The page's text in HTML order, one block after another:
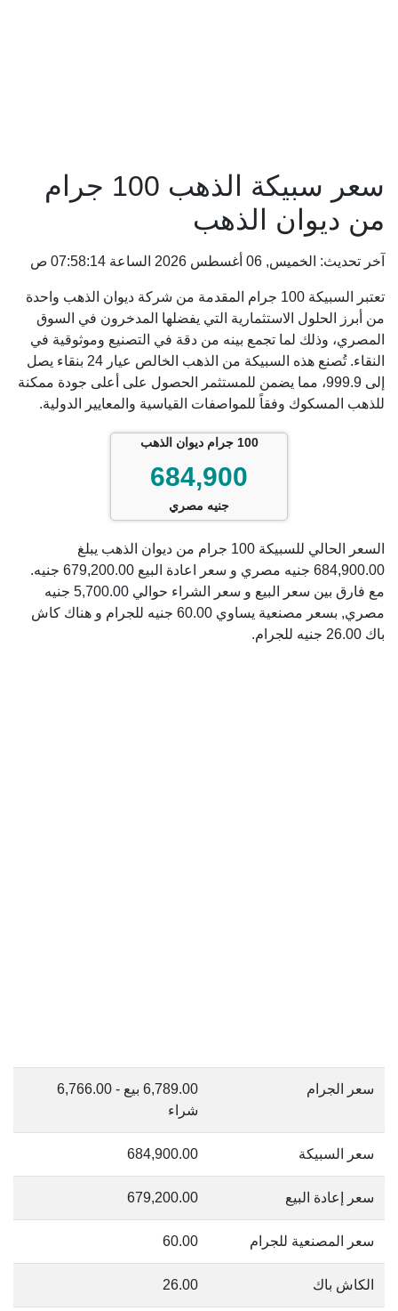
سعر سبيكة الذهب 100 جرام
من ديوان الذهب
آخر تحديث: الخميس, 06 أغسطس 2026 الساعة 07:58:14 ص
تعتبر السبيكة 100 جرام المقدمة من شركة ديوان الذهب واحدة
من أبرز الحلول الاستثمارية التي يفضلها المدخرون في السوق
المصري، وذلك لما تجمع بينه من دقة في التصنيع وموثوقية في
النقاء. تُصنع هذه السبيكة من الذهب الخالص عيار 24 بنقاء يصل
إلى 999.9، مما يضمن للمستثمر الحصول على أعلى جودة ممكنة
للذهب المسكوك وفقاً للمواصفات القياسية والمعايير الدولية.
100 جرام ديوان الذهب
684,900
جنيه مصري
السعر الحالي للسبيكة 100 جرام من ديوان الذهب يبلغ
684,900.00 جنيه مصري و سعر اعادة البيع 679,200.00 جنيه.
مع فارق بين سعر البيع و سعر الشراء حوالي 5,700.00 جنيه
مصري, بسعر مصنعية يساوي 60.00 جنيه للجرام و هناك كاش
باك 26.00 جنيه للجرام.
سعر الجرام
6,789.00 بيع - 6,766.00
شراء
سعر السبيكة 684,900.00
سعر إعادة البيع 679,200.00
سعر المصنعية للجرام 60.00
الكاش باك 26.00